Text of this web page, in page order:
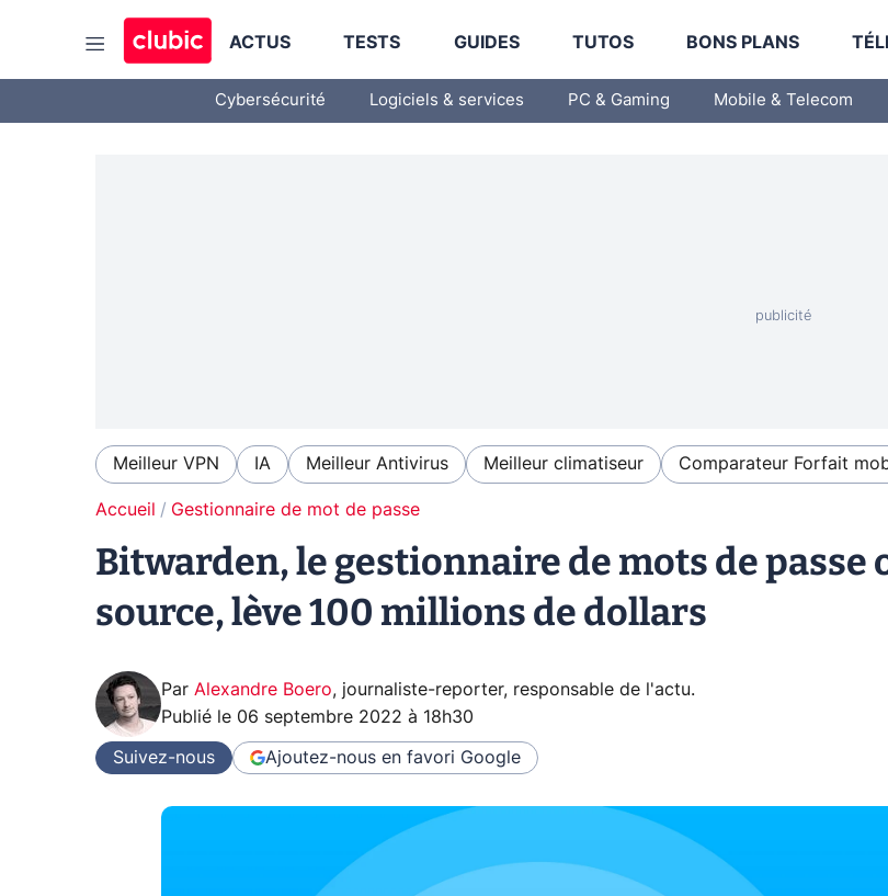
ACTUS TESTS GUIDES TUTOS BONS PLANS
Cybersécurité Logiciels & services PC & Gaming Mobile & Telecom
Meilleur VPN IA Meilleur Antivirus Meilleur climatiseur Comparateur Forfait
Accueil Gestionnaire de mot de passe
Bitwarden, le gestionnaire de mots de passe
source, lève 100 millions de dollars
Par Alexandre Boero, journaliste-reporter, responsable de l'actu.
Publié le 06 septembre 2022 à 18h30
Suivez-nous Ajoutez-nous en favori Google